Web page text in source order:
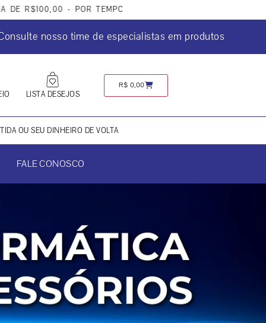
- POR TEMPO LIMITADO
nosso time de especialistas em produtos
LISTA DESEJOS
R$ 0,00
OU SEU DINHEIRO DE VOLTA
FALE CONOSCO